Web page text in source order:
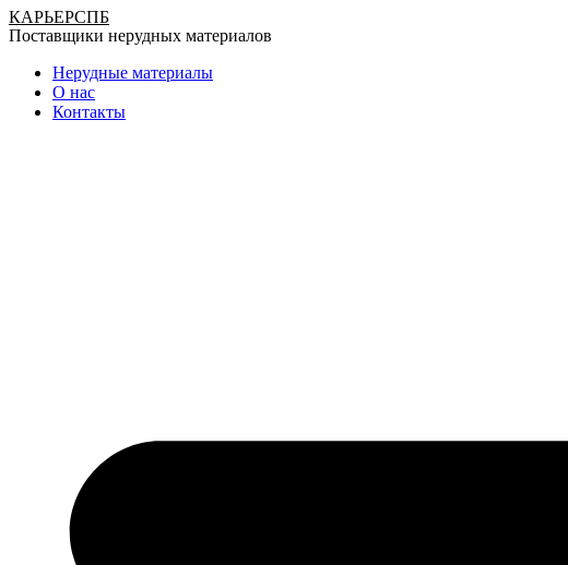
Перейти
к
КАРЬЕРСПБ
Поставщики нерудных материалов
Нерудные материалы
О нас
Контакты